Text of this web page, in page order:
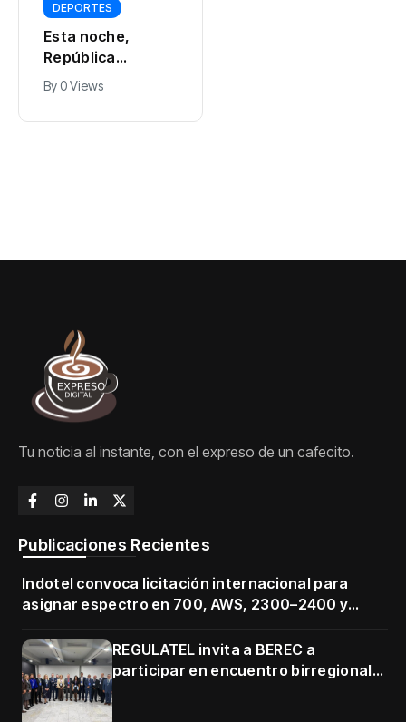
DEPORTES
Esta noche,
República
Dominicana va
por el oro:
Marileidy y
By0 Views
Tu noticia al instante, con el expreso de un cafecito.
Publicaciones Recientes
Indotel convoca licitación internacional para
asignar espectro en 700, AWS, 2300–2400 y
REGULATEL invita a BEREC a
participar en encuentro birregional